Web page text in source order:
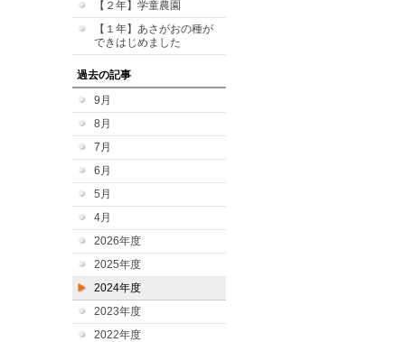
【２年】学童農園
【１年】あさがおの種が
できはじめました
過去の記事
9月
8月
7月
6月
5月
4月
2026年度
2025年度
2024年度
2023年度
2022年度